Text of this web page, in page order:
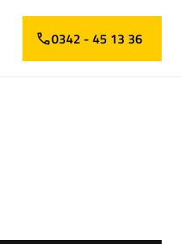
0342 - 45 13 36